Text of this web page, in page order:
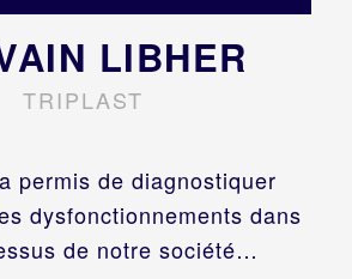
permis de diagnostiquer
dysfonctionnements dans
de notre société…
LIBHER
TRIPLAST